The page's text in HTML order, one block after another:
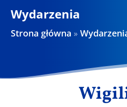
Projekty
Wydarzenia
Strona główna »